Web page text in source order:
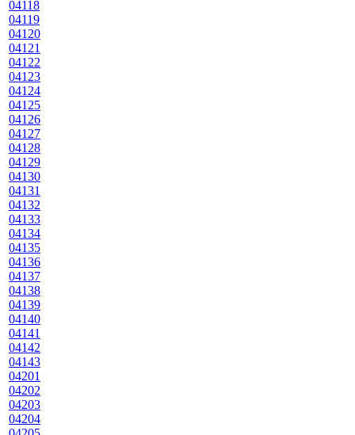
04118
04119
04120
04121
04122
04123
04124
04125
04126
04127
04128
04129
04130
04131
04132
04133
04134
04135
04136
04137
04138
04139
04140
04141
04142
04143
04201
04202
04203
04204